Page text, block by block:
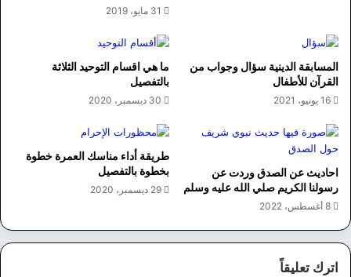
31 مايو، 2019
المسابقة الدينية سؤال وجواب من
القرآن للأطفال
16 يونيو، 2021
ما هي اقسام التوحيد الثلاثة
بالتفصيل
30 ديسمبر، 2020
احاديث عن الصدق وردت عن
رسولنا الكريم صلي الله عليه وسلم
8 أغسطس، 2022
طريقة أداء مناسك العمرة خطوة
بخطوة بالتفصيل
29 ديسمبر، 2020
اترك تعليقاً